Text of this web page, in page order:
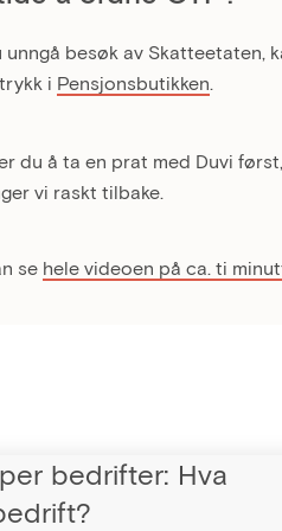
unngå besøk av Skatteetaten,
i Pensjonsbutikken
du å ta en prat med Duvi
vi raskt tilbake.
se hele videoen på ca. ti
bedrifter: Hva